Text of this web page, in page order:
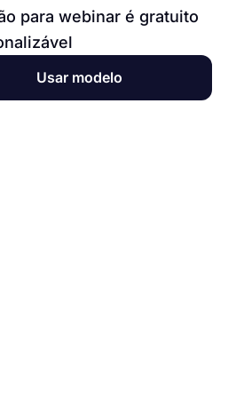
para webinar é gratuito
Usar modelo